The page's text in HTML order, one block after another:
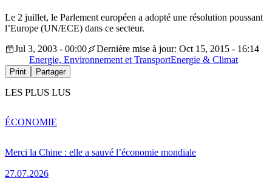
Le 2 juillet, le Parlement européen a adopté une résolution
l’Europe (UN/ECE) dans ce secteur.
Jul 3, 2003 - 00:00
Dernière mise à jour: Oct 15, 2015 - 16:14
Energie, Environnement et TransportEnergie & Climat
Print Partager
LES PLUS LUS
Merci la Chine : elle a sauvé l’économie mondiale
27.07.2026
ÉCONOMIE